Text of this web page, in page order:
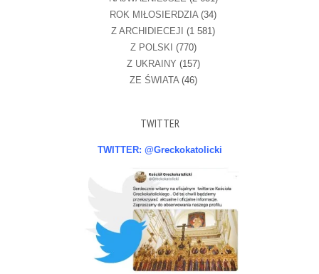
ROK MIŁOSIERDZIA (34)
Z ARCHIDIECEJI (1 581)
Z POLSKI (770)
Z UKRAINY (157)
ZE ŚWIATA(46)
TWITTER
TWITTER: @Greckokatolicki